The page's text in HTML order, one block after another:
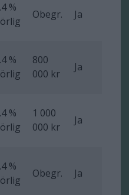
%
Obegr. Ja
%
800
000 kr
Ja
%
1 000
000 kr
Ja
%
Obegr. Ja